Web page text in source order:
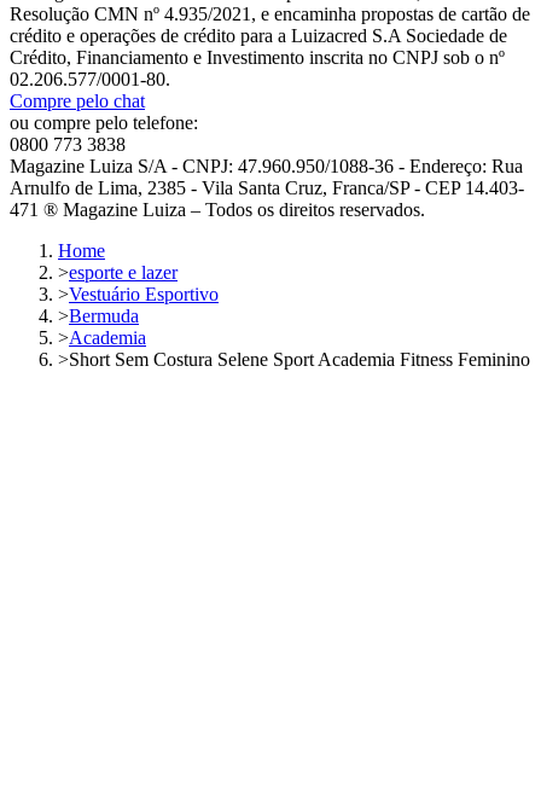
Resolução CMN nº 4.935/2021, e encaminha propostas de cartão de
crédito e operações de crédito para a Luizacred S.A Sociedade de
Crédito, Financiamento e Investimento inscrita no CNPJ sob o nº
02.206.577/0001-80.
Compre pelo chat
ou compre pelo telefone:
0800 773 3838
Magazine Luiza S/A - CNPJ: 47.960.950/1088-36 - Endereço: Rua
Arnulfo de Lima, 2385 - Vila Santa Cruz, Franca/SP - CEP 14.403-
471 ® Magazine Luiza – Todos os direitos reservados.
Home
>esporte e lazer
>Vestuário Esportivo
>Bermuda
>Academia
>Short Sem Costura Selene Sport Academia Fitness Feminino